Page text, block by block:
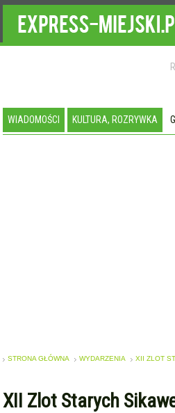
WIADOMOŚCI KULTURA, ROZRYWKA
STRONA GŁÓWNA WYDARZENIA XII ZLOT
XII Zlot Starych